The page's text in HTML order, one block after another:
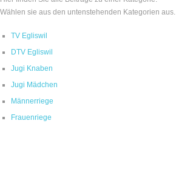
Wählen sie aus den untenstehenden Kategorien aus.
TV Egliswil
DTV Egliswil
Jugi Knaben
Jugi Mädchen
Männerriege
Frauenriege